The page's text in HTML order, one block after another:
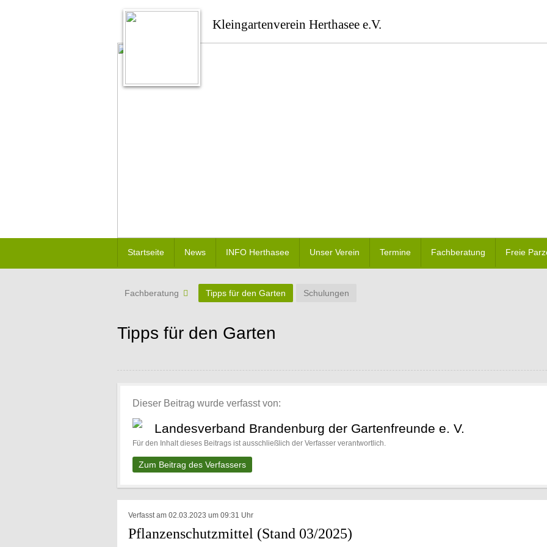
Kleingartenverein Herthasee e.V.
Startseite News INFO Herthasee Unser Verein Termine Fachberatung Freie
Fachberatung Tipps für den Garten Schulungen
Tipps für den Garten
Dieser Beitrag wurde verfasst von:
Landesverband Brandenburg der Gartenfreunde e. V.
Für den Inhalt dieses Beitrags ist ausschließlich der Verfasser verantwortlich.
Zum Beitrag des Verfassers
Verfasst am 02.03.2023 um 09:31 Uhr
Pflanzenschutzmittel (Stand 03/2025)